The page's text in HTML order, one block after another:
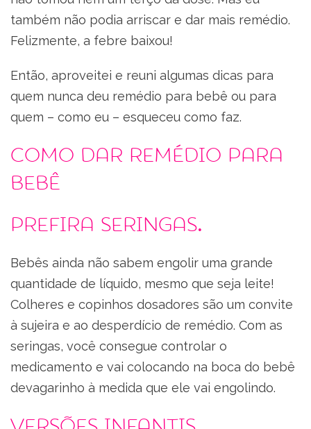
também não podia arriscar e dar mais remédio.
Felizmente, a febre baixou!
Então, aproveitei e reuni algumas dicas para
quem nunca deu remédio para bebê ou para
quem – como eu – esqueceu como faz.
Como dar remédio para
bebê
Prefira seringas.
Bebês ainda não sabem engolir uma grande
quantidade de líquido, mesmo que seja leite!
Colheres e copinhos dosadores são um convite
à sujeira e ao desperdício de remédio. Com as
seringas, você consegue controlar o
medicamento e vai colocando na boca do bebê
devagarinho à medida que ele vai engolindo.